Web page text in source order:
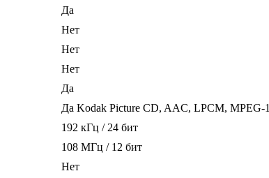
Да
Нет
Нет
Нет
Да
Да Kodak Picture CD, AAC, LPCM, MPEG-1
192 кГц / 24 бит
108 МГц / 12 бит
Нет